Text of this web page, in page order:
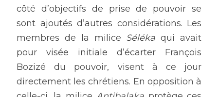
côté d’objectifs de prise de pouvoir se
sont ajoutés d’autres considérations. Les
membres de la milice Séléka qui avait
pour visée initiale d’écarter François
Bozizé du pouvoir, visent à ce jour
directement les chrétiens. En opposition à